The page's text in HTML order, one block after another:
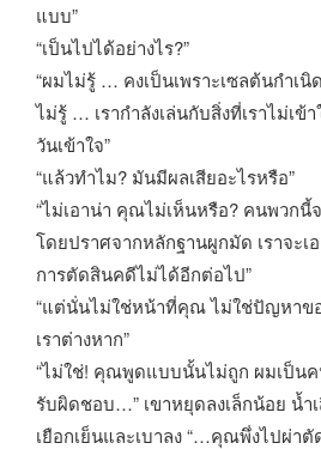
แบบ”
“เป็นไปได้อย่างไร?”
“ผมไม่รู้ … คงเป็นเพราะเซลต้นกำเ
ไม่รู้ … เรากำลังเล่นกับสิ่งที่เราไม่เข้
วันเข้าใจ”
“แล้วทำไม? มันมีผลเสียอะไรหรือ”
“ไม่เอาน่า คุณไม่เห็นหรือ? คนพวกนี้
โดยปราศจากหลักฐานผูกมัด เราจะ
การตัดสินคดีไม่ได้อีกต่อไป”
“แต่นั่นไม่ใช่หน้าที่คุณ ไม่ใช่ปัญหา
เราต่างหาก”
“ไม่ใช่! คุณพูดแบบนั้นไม่ถูก ผมเป็น
รับผิดชอบ…” เขาหยุดลงเล็กน้อย น้ำ
เยือกเย็นและเบาลง “…คุณพึ่งไปผ่า